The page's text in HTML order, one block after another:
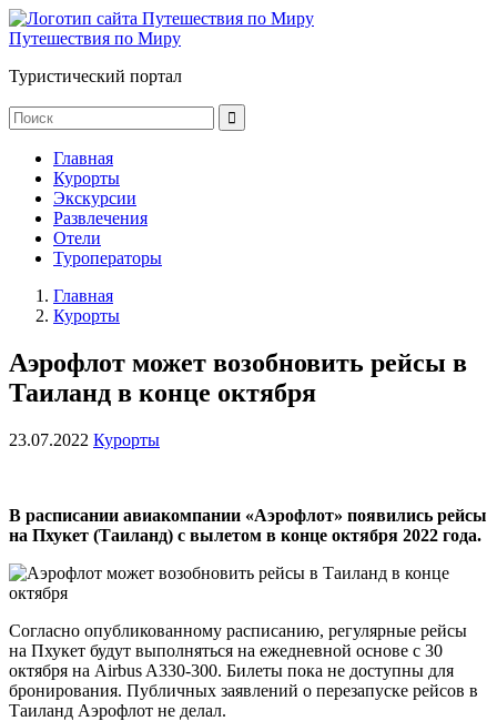
Путешествия по Миру
Туристический портал
Главная
Курорты
Экскурсии
Развлечения
Отели
Туроператоры
Главная
Курорты
Аэрофлот может возобновить рейсы в
Таиланд в конце октября
23.07.2022 Курорты
В расписании авиакомпании «Аэрофлот» появились рейсы
на Пхукет (Таиланд) с вылетом в конце октября 2022 года.
Согласно опубликованному расписанию, регулярные рейсы
на Пхукет будут выполняться на ежедневной основе с 30
октября на Airbus A330-300. Билеты пока не доступны для
бронирования. Публичных заявлений о перезапуске рейсов в
Таиланд Аэрофлот не делал.